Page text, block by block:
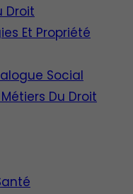
Droit
Et Propriété
Social
Du Droit